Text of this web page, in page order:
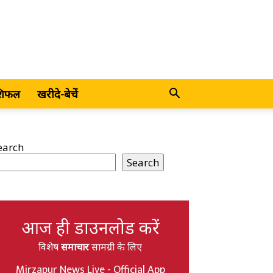
खरीदे-बेचें
Search
आज ही डाउनलोड करें
विशेषसमाचारसामग्री के लिए